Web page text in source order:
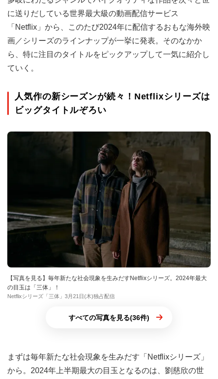
に送りだしている世界最大級の動画配信サービス
「Netflix」から、このたび2024年に配信するおもな海外映
画／シリーズのラインナップが一挙に発表。そのなかか
ら、特に注目のタイトルをピックアップして一気に紹介し
ていく。
人気作の新シーズンが続々！Netflixシリーズは
ビッグタイトルぞろい
【写真を見る】毎年新たな社会現象を生みだすNetflixシリーズ。2024年最大
の目玉は「三体」！
Netflixシリーズ「三体」3月21日(木)独占配信
すべての写真を見る(36件)
まずは毎年新たな社会現象を生みだす「Netflixシリーズ」
から。2024年上半期最大の目玉となるのは、劉慈欣の世